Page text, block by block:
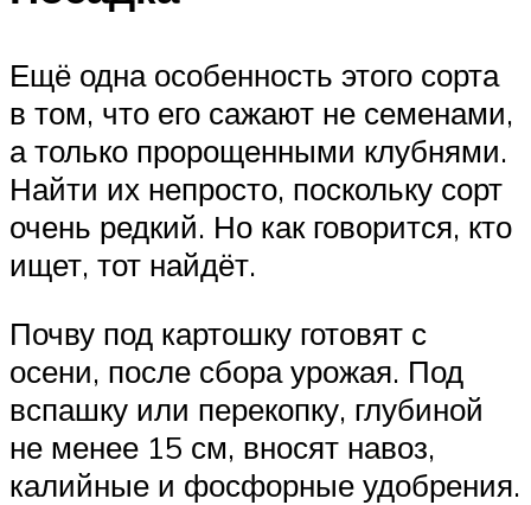
Ещё одна особенность этого сорта
в том, что его сажают не семенами,
а только пророщенными клубнями.
Найти их непросто, поскольку сорт
очень редкий. Но как говорится, кто
ищет, тот найдёт.
Почву под картошку готовят с
осени, после сбора урожая. Под
вспашку или перекопку, глубиной
не менее 15 см, вносят навоз,
калийные и фосфорные удобрения.